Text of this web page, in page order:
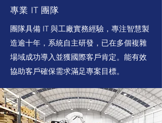
專業 IT 團隊
團隊具備 IT 與工廠實務經驗，專注智慧製
造逾十年，系統自主研發，已在多個複雜
場域成功導入並獲國際客戶肯定。能有效
協助客戶確保需求滿足專案目標。